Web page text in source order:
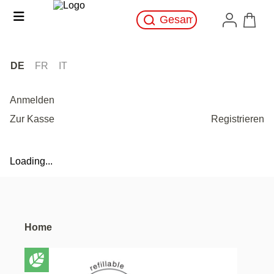
DE FR IT
Anmelden
Zur Kasse
Registrieren
Loading...
Home